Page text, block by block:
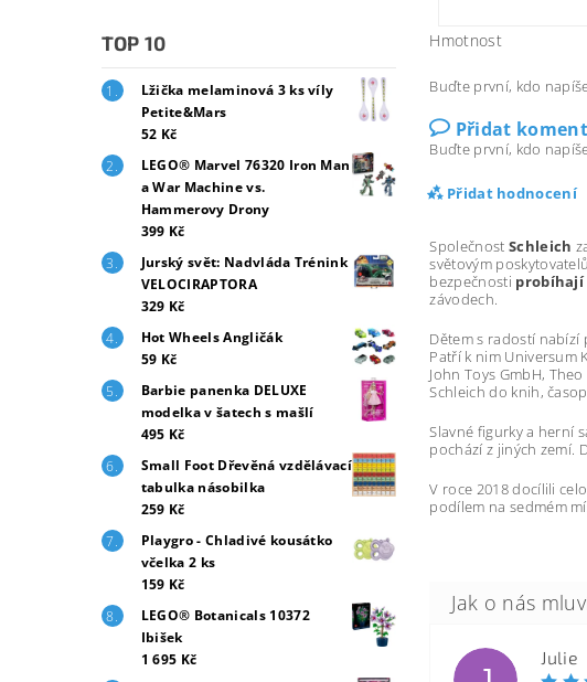
TOP 10
Lžička melaminová 3 ks víly
Petite&Mars
52 Kč
LEGO® Marvel 76320 Iron Man
a War Machine vs.
Hammerovy Drony
399 Kč
Jurský svět: Nadvláda Trénink
VELOCIRAPTORA
329 Kč
Hot Wheels Angličák
59 Kč
Barbie panenka DELUXE
modelka v šatech s mašlí
495 Kč
Small Foot Dřevěná vzdělávací
tabulka násobilka
259 Kč
Playgro - Chladivé kousátko
včelka 2 ks
159 Kč
LEGO® Botanicals 10372
Ibišek
1 695 Kč
Hmotnost
Buďte první, kdo
Přidat
Buďte první, kdo
Přidat hodnocení
Společnost Schleich
světovým
bezpečnosti probíhají
závodech.
Dětem s radostí nabízí
Patří k nim Universum
John Toys GmbH,
Schleich do knih,
Slavné figurky a herní
pochází z jiných zemí.
V roce 2018 docílili
podílem na sedmém
Julie